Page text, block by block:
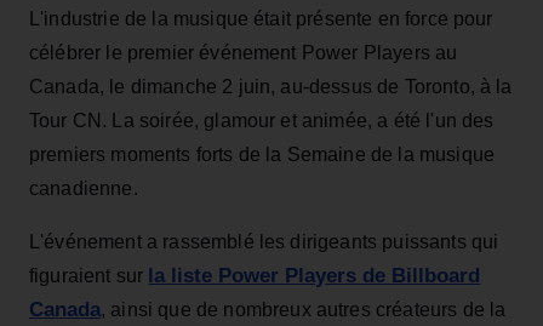
L'industrie de la musique était présente en force pour
célébrer le premier événement Power Players au
Canada, le dimanche 2 juin, au-dessus de Toronto, à la
Tour CN. La soirée, glamour et animée, a été l'un des
premiers moments forts de la Semaine de la musique
canadienne.
L'événement a rassemblé les dirigeants puissants qui
figuraient sur la liste Power Players de Billboard
Canada, ainsi que de nombreux autres créateurs de la